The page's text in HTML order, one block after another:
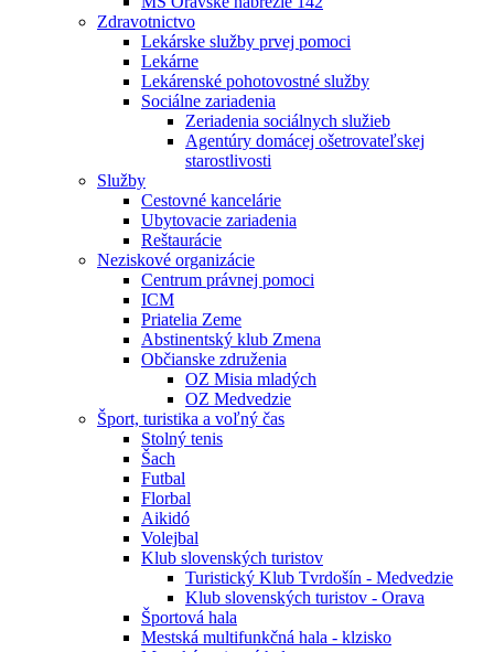
Zdravotnictvo
Lekárske služby prvej pomoci
Lekárne
Lekárenské pohotovostné služby
Sociálne zariadenia
Zeriadenia sociálnych služieb
Agentúry domácej ošetrovateľskej
starostlivosti
Služby
Cestovné kancelárie
Ubytovacie zariadenia
Reštaurácie
Neziskové organizácie
Centrum právnej pomoci
ICM
Priatelia Zeme
Abstinentský klub Zmena
Občianske združenia
OZ Misia mladých
OZ Medvedzie
Šport, turistika a voľný čas
Stolný tenis
Šach
Futbal
Florbal
Aikidó
Volejbal
Klub slovenských turistov
Turistický Klub Tvrdošín - Medvedzie
Klub slovenských turistov - Orava
Športová hala
Mestská multifunkčná hala - klzisko